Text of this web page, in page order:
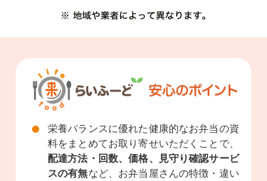
栄養バランスに優れた健康的なお弁当の資
料をまとめてお取り寄せいただくことで、
配達方法・回数、価格、見守り確認サービ
スの有無など、お弁当屋さんの特徴・違い